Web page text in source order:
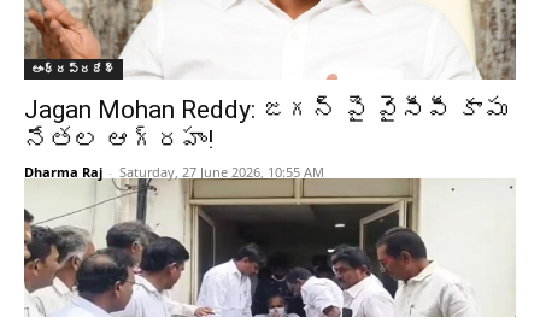
ఆంధ్రప్రదేశ్‌
Jagan Mohan Reddy: జగన్ పై వైసీపీ కాపు
నేతల ఆగ్రహం!
Dharma Raj - Saturday, 27 June 2026, 10:55 AM